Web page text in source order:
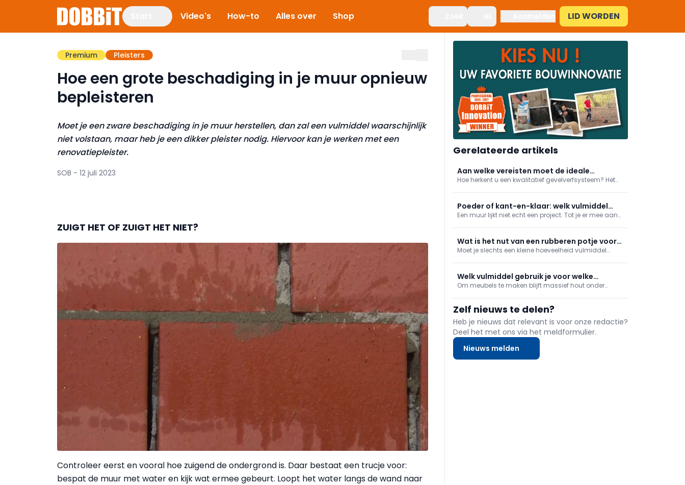
Video's How-to Alles over Shop LID WORDEN
Premium Pleisters
Hoe een grote beschadiging in je muur opnieuw
bepleisteren
Moet je een zware beschadiging in je muur herstellen, dan zal een vulmiddel waarschijnlijk
niet volstaan, maar heb je een dikker pleister nodig. Hiervoor kan je werken met een
renovatiepleister.
SOB - 12 juli 2023
ZUIGT HET OF ZUIGT HET NIET?
Controleer eerst en vooral hoe zuigend de ondergrond is. Daar bestaat een trucje voor:
bespat de muur met water en kijk wat ermee gebeurt. Loopt het water langs de wand naar
Gerelateerde artikels
Aan welke vereisten moet de ideale
gevelverf voldoen?
Hoe herkent u een kwalitatief gevelverfsysteem? Het
dient de gebruiker te letten bij uw verfkeuze? Wij lijsten
voor u de belangrijkste eigen
Poeder of kant-en-klaar: welk vulmiddel
kies je wanneer?
Een muur lijkt niet echt een project. Tot je er mee aan
klaar vulmiddel of een vulmiddel in poedervorm? We
doen de test.
Wat is het nut van een rubberen potje voor
vulmiddel?
Moet je slechts een kleine hoeveelheid vulmiddel
kuiswerk achteraf: gebruik een flexibel rubberen potje.
Welk vulmiddel gebruik je voor welke
houtsoort?
Om meubels te maken blijft massief hout onder
hoe goed je het ook beschermt (met vernis, beits of
olie). Om krassen, barstjes en putjes weg te werken
kan j
Zelf nieuws te delen?
Heb je nieuws dat relevant is voor onze redactie?
Deel het met ons via het meldformulier.
Nieuws melden